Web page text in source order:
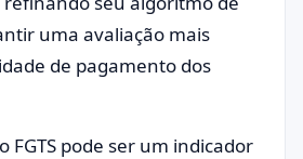
uma avaliação mais
de pagamento dos
FGTS pode ser um indicador